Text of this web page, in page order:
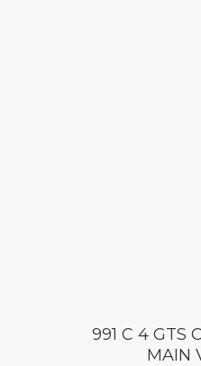
991 C 4 GTS
MAIN